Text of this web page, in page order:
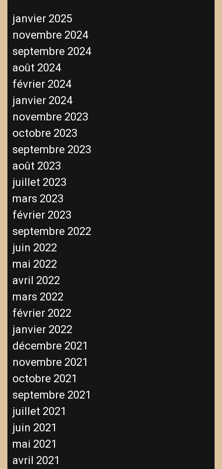
janvier 2025
novembre 2024
septembre 2024
août 2024
février 2024
janvier 2024
novembre 2023
octobre 2023
septembre 2023
août 2023
juillet 2023
mars 2023
février 2023
septembre 2022
juin 2022
mai 2022
avril 2022
mars 2022
février 2022
janvier 2022
décembre 2021
novembre 2021
octobre 2021
septembre 2021
juillet 2021
juin 2021
mai 2021
avril 2021